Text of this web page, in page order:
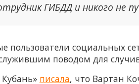
ГИБДД и никого не
пользователи социальных
поводом для
писала, что Вартан